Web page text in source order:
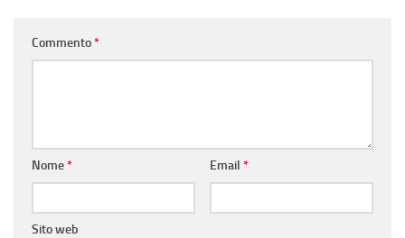
Commento*
Nome* Email *
Sito web